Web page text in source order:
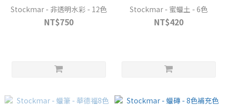
Stockmar - 非透明水彩 - 12色
NT$750
Stockmar - 蜜蠟土 - 6色
NT$420